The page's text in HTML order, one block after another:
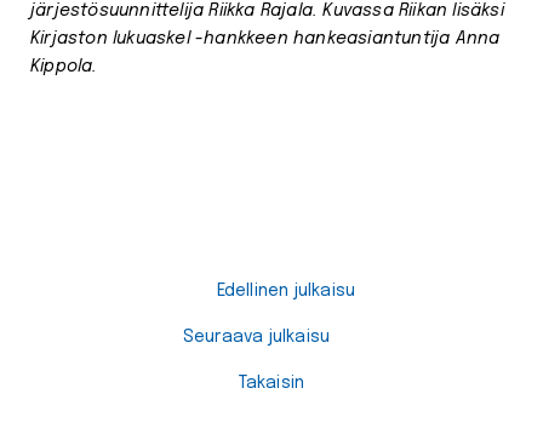
järjestösuunnittelija Riikka Rajala. Kuvassa Riikan lisäksi
Kirjaston lukuaskel -hankkeen hankeasiantuntija Anna
Kippola.
Edellinen julkaisu
Takaisin
Seuraava julkaisu